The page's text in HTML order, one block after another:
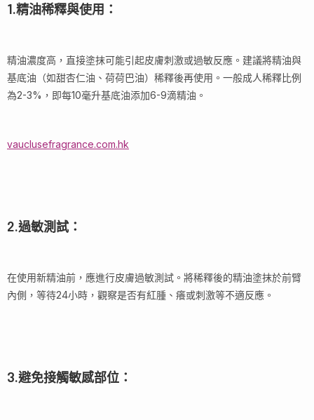
1.精油稀釋與使用：
精油濃度高，直接塗抹可能引起皮膚刺激或過敏反應。建議將精油與
基底油（如甜杏仁油、荷荷巴油）稀釋後再使用。一般成人稀釋比例
為2-3%，即每10毫升基底油添加6-9滴精油。
vauclusefragrance.com.hk
2.過敏測試：
在使用新精油前，應進行皮膚過敏測試。將稀釋後的精油塗抹於前臂
內側，等待24小時，觀察是否有紅腫、癢或刺激等不適反應。
3.避免接觸敏感部位：